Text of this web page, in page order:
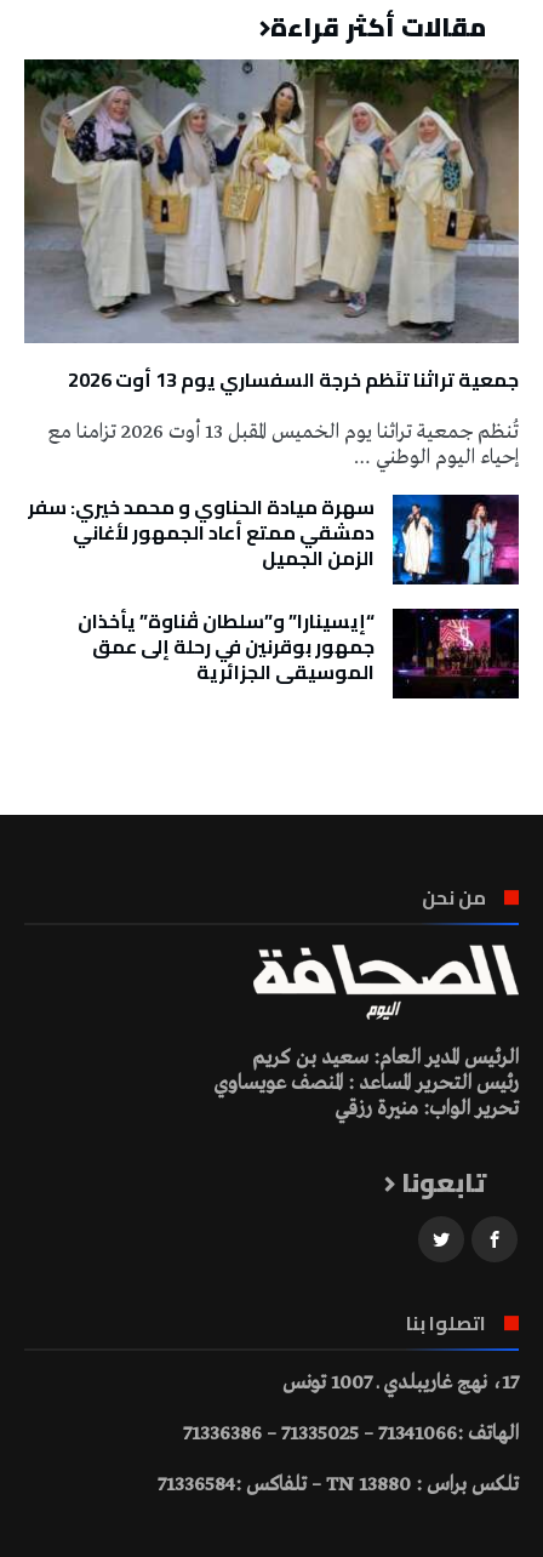
مقالات أكثر قراءة
جمعية تراثنا تنَظم خرجة السفساري يوم 13 أوت 2026
تُنظم جمعية تراثنا يوم الخميس المقبل 13 أوت 2026 تزامنا مع
إحياء اليوم الوطني …
سهرة ميادة الحناوي و محمد خيري: سفر
دمشقي ممتع أعاد الجمهور لأغاني
الزمن الجميل
“إيسينارا” و”سلطان ڤناوة” يأخذان
جمهور بوقرنين في رحلة إلى عمق
الموسيقى الجزائرية
من نحن
الرئيس المدير العام: سعيد بن كريم
رئيس التحرير المساعد : المنصف عويساوي
تحرير الواب: منيرة رزقي
تابعونا
اتصلوا بنا
17، نهج غاريبلدي ـ 1007 تونس
الهاتف :71341066 – 71335025 – 71336386
تلكس براس : 13880 TN – تلفاكس :71336584